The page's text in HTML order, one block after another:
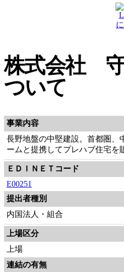
株式会社
ついて
事業内容
長野地盤の中堅建設。首都圏、
ームと提携してプレハブ住宅を
ＥＤＩＮＥＴコード
E00251
提出者種別
内国法人・組合
上場区分
上場
連結の有無